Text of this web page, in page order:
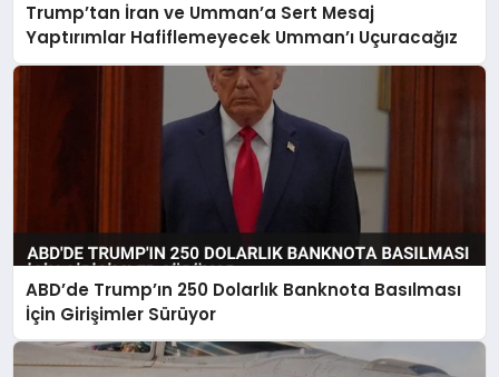
Trump’tan İran ve Umman’a Sert Mesaj
Yaptırımlar Hafiflemeyecek Umman’ı Uçuracağız
ABD’de Trump’ın 250 Dolarlık Banknota Basılması
İçin Girişimler Sürüyor